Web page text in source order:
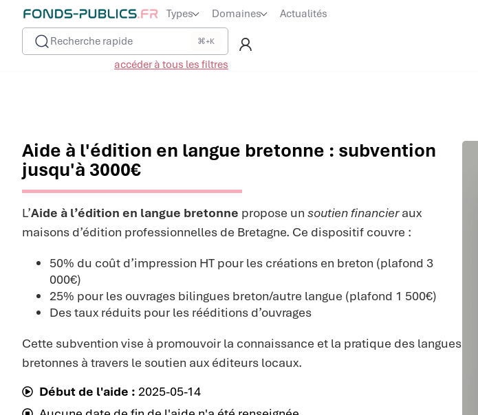
Types Domaines
Actualités
Recherche rapide
⌘+K
accéder à tous les filtres
Aide à l'édition en langue bretonne : subvention
jusqu'à 3000€
L’Aide à l’édition en langue bretonne propose un soutien financieraux
maisons d’édition professionnelles de Bretagne. Ce dispositif couvre :
50% du coût d’impression HT pour les créations en breton (plafond 3
000€)
25% pour les ouvrages bilingues breton/autre langue (plafond 1 500€)
Des taux réduits pour les rééditions d’ouvrages
Cette subvention vise à promouvoir la connaissance et la pratique des langues
bretonnes à travers le soutien aux éditeurs locaux.
Début de l'aide : 2025-05-14